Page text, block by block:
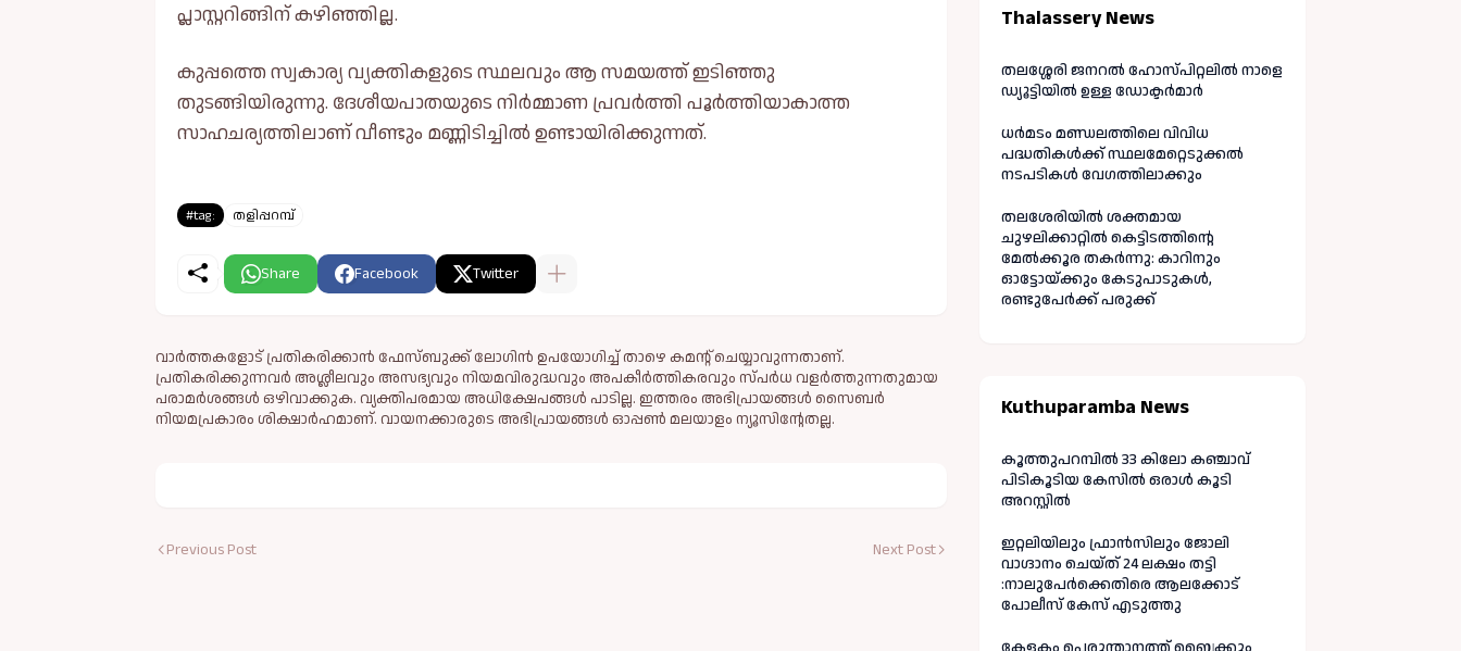
പ്ലാസ്റ്ററിങ്ങിന് കഴിഞ്ഞില്ല.
കുപ്പത്തെ സ്വകാര്യ വ്യക്തികളുടെ സ്ഥലവും ആ സമയത്ത് ഇടിഞ്ഞു
തുടങ്ങിയിരുന്നു. ദേശീയപാതയുടെ നിർമ്മാണ പ്രവർത്തി പൂർത്തിയാകാത്ത
സാഹചര്യത്തിലാണ് വീണ്ടും മണ്ണിടിച്ചിൽ ഉണ്ടായിരിക്കുന്നത്.
#tag: തളിപ്പറമ്പ്
Share Facebook Twitter
വാർത്തകളോട് പ്രതികരിക്കാൻ ഫേസ്ബുക്ക് ലോഗിൻ ഉപയോഗിച്ച് താഴെ കമന്റ് ചെയ്യാവുന്നതാണ്.
പ്രതികരിക്കുന്നവര്‍ അശ്ലീലവും അസഭ്യവും നിയമവിരുദ്ധവും അപകീര്‍ത്തികരവും സ്പര്‍ധ വളര്‍ത്തുന്നതുമായ
പരാമര്‍ശങ്ങള്‍ ഒഴിവാക്കുക. വ്യക്തിപരമായ അധിക്ഷേപങ്ങള്‍ പാടില്ല. ഇത്തരം അഭിപ്രായങ്ങള്‍ സൈബര്‍
നിയമപ്രകാരം ശിക്ഷാര്‍ഹമാണ്. വായനക്കാരുടെ അഭിപ്രായങ്ങള്‍ ഓപ്പൺ മലയാളം ന്യൂസിന്റേതല്ല.
Previous Post Next Post
Thalassery News
തലശ്ശേരി ജനറൽ ഹോസ്പിറ്റലിൽ നാളെ
ഡ്യൂട്ടിയിൽ ഉള്ള ഡോക്ടർമാർ
ധർമടം മണ്ഡലത്തിലെ വിവിധ
പദ്ധതികൾക്ക് സ്ഥലമേറ്റെടുക്കൽ
നടപടികൾ വേഗത്തിലാക്കും
തലശേരിയിൽ ശക്തമായ
ചുഴലിക്കാറ്റിൽ കെട്ടിടത്തിന്റെ
മേൽക്കൂര തകർന്നു: കാറിനും
ഓട്ടോയ്ക്കും കേടുപാടുകൾ,
രണ്ടുപേർക്ക് പരുക്ക്
Kuthuparamba News
കൂത്തുപറമ്പിൽ 33 കിലോ കഞ്ചാവ്
പിടികൂടിയ കേസിൽ ഒരാൾ കൂടി
അറസ്റ്റിൽ
ഇറ്റലിയിലും ഫ്രാൻസിലും ജോലി
വാഗ്ദാനം ചെയ്ത് 24 ലക്ഷം തട്ടി
:നാലുപേർക്കെതിരെ ആലക്കോട്
പോലീസ് കേസ് എടുത്തു